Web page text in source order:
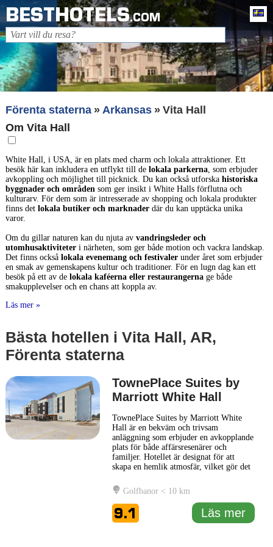
BESTHOTELS.COM
Förenta staterna Arkansas
Vita Hall
Om Vita Hall
White Hall, i USA, är en plats med charm och lokala attraktioner. Ett
besök här kan inkludera en utflykt till de lokala parkerna, som erbjuder
avkoppling och möjlighet till picknick. Du kan också utforska historiska
byggnader och områdensom ger insikt i White Halls förflutna och
kulturarv. För dem som är intresserade av shopping och lokala produkter
finns det lokala butiker och marknaderdär du kan upptäcka unika
varor.
Om du gillar naturen kan du njuta av vandringsleder och
utomhusaktiviteteri närheten, som ger både motion och vackra landskap.
Det finns också lokala evenemang och festivalerunder året som erbjuder
en smak av gemenskapens kultur och traditioner. För en lugn dag kan ett
besök på ett av de lokala kaféerna eller restaurangernage både
smakupplevelser och en chans att koppla av.
Läs mer »
Bästa hotellen i Vita Hall, AR,
Förenta staterna
TownePlace Suites by
Marriott White Hall
TownePlace Suites by Marriott White
Hall är en bekväm och trivsam
anläggning som erbjuder en avkopplande
plats för både affärsresenärer och
familjer. Hotellet är designat för att
skapa en hemlik atmosfär, vilket gör det
Gästerna kan njuta av rymliga sviter som
har fullt utrustade kök, vilket ger
möjlighet att laga egna måltider, en
fördel för de som föredrar... Läs mer
Golfbanor < 10 km
9.1 Läs mer